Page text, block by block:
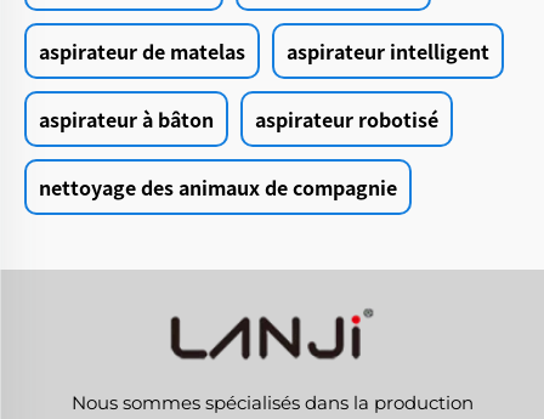
aspirateur de matelas aspirateur intelligent
aspirateur à bâton aspirateur robotisé
nettoyage des animaux de compagnie
Nous sommes spécialisés dans la production